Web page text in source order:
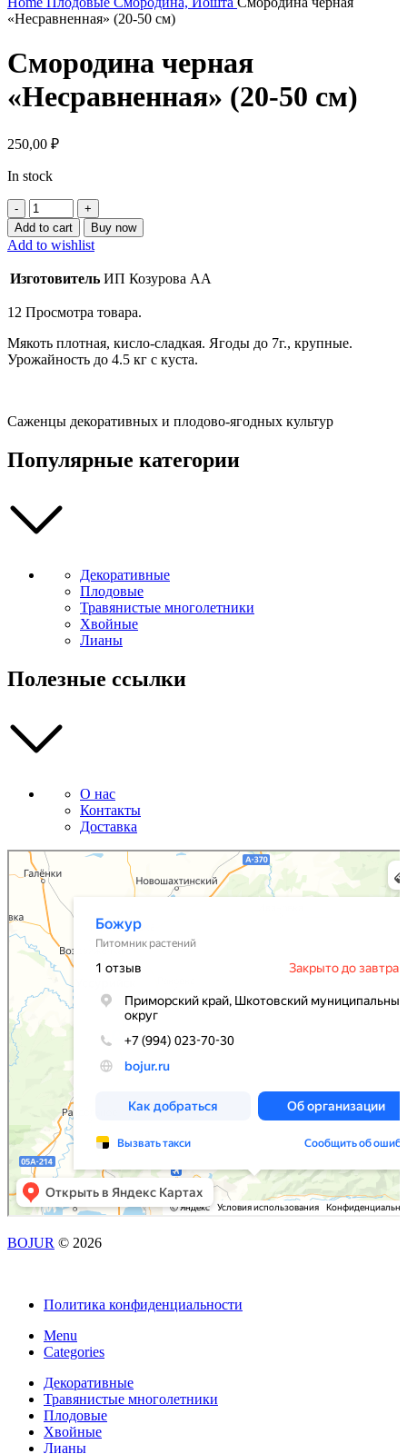
«Несравненная» (20-50 см)
Смородина черная
«Несравненная» (20-50 см)
250,00 ₽
In stock
Смородина
черная
"Несравненная"
(20-
см)
quantity
Add to cart Buy now
Add to wishlist
Изготовитель ИП Козурова АА
12 Просмотра товара.
Мякоть плотная, кисло-сладкая. Ягоды до 7г., крупные.
Урожайность до 4.5 кг с куста.
Саженцы декоративных и плодово-ягодных культур
Популярные категории
Декоративные
Плодовые
Травянистые многолетники
Хвойные
Лианы
Полезные ссылки
О нас
Контакты
Доставка
Божур
Питомник растений в Приморском крае
BOJUR © 2026
Политика конфиденциальности
Menu
Categories
Декоративные
Травянистые многолетники
Плодовые
Хвойные
Лианы